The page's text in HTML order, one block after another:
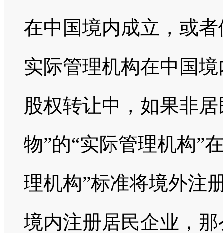
在中国境内成立，或
实际管理机构在中国
股权转让中，如果非
物”的“实际管理机构”
理机构”标准将境外注
境内注册居民企业，